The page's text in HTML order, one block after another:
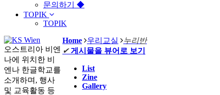
문의하기 ◆
TOPIK
TOPIK
Home 우리교실
누리반
✔ 게시물을 뷰어로 보기
List
Zine
Gallery
오스트리아 비엔
나에 위치한 비
엔나 한글학교를
소개하며, 행사
및 교육활동 등